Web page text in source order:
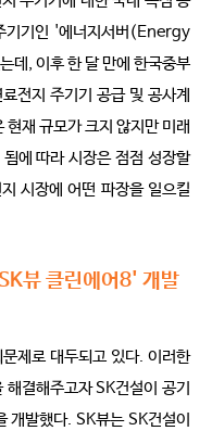
기기인 '에너지서버(Energy
데, 이후 한 달 만에 한국중부
전지 주기기 공급 및 공사계
재 규모가 크지 않지만 미래
에 따라 시장은 점점 성장할
시장에 어떤 파장을 일으킬
뷰 클린에어8' 개발
제로 대두되고 있다. 이러한
결해주고자 SK건설이 공기
발했다. SK뷰는 SK건설이